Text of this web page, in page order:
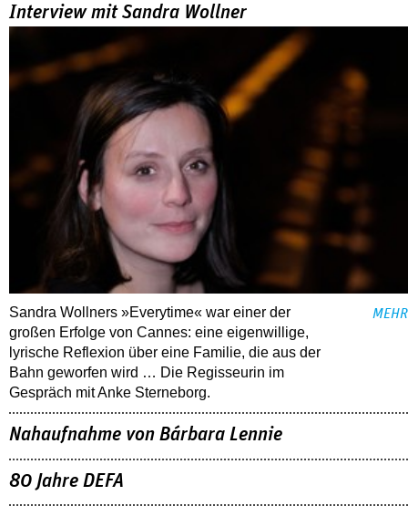
Interview mit Sandra Wollner
Sandra Wollners »Everytime« war einer der
großen Erfolge von Cannes: eine eigenwillige,
lyrische Reflexion über eine ­Familie, die aus der
Bahn geworfen wird … Die Regisseurin im
Gespräch mit Anke Sterneborg.
MEHR
Nahaufnahme von Bárbara Lennie
80 Jahre DEFA